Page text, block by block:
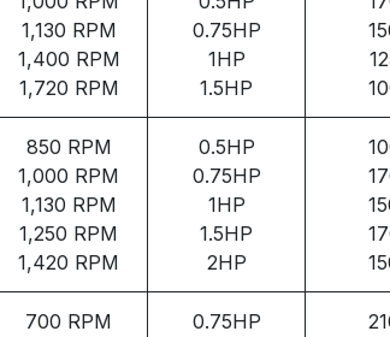
1,130 RPM
1,400 RPM
1,720 RPM
0.75HP
1HP
1.5HP
850 RPM
1,000 RPM
1,130 RPM
1,250 RPM
1,420 RPM
0.5HP
0.75HP
1HP
1.5HP
2HP
700 RPM
0.75HP